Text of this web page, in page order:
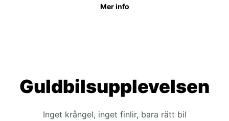
Mer info
Guldbilsupplevelsen
Inget krångel, inget finlir, bara rätt bil